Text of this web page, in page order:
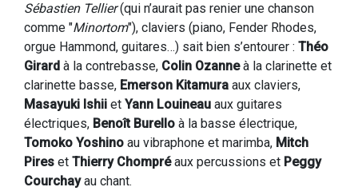
Sébastien Tellier(qui n’aurait pas renier une chanson
comme "Minortom"), claviers (piano, Fender Rhodes,
orgue Hammond, guitares…) sait bien s’entourer : Théo
Girard à la contrebasse, Colin Ozanneà la clarinette et
clarinette basse, Emerson Kitamura aux claviers,
Masayuki Ishii et Yann Louineau aux guitares
électriques, Benoît Burello à la basse électrique,
Tomoko Yoshino au vibraphone et marimba, Mitch
Pires et Thierry Chompréaux percussions et Peggy
Courchayau chant.